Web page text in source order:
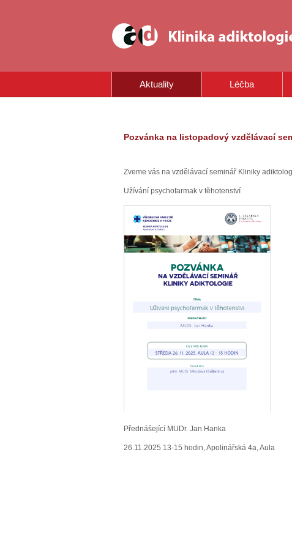
Aktuality Léčba
Pozvánka na listopadový vzdělávací
Zveme vás na vzdělávací seminář Kliniky
Užívání psychofarmak v těhotenství
Přednášející MUDr. Jan Hanka
26.11.2025 13-15 hodin, Apolinářská 4a, Aula